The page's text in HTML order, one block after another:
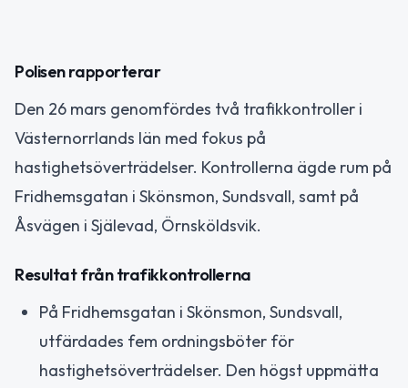
Polisen rapporterar
Den 26 mars genomfördes två trafikkontroller i
Västernorrlands län med fokus på
hastighetsöverträdelser. Kontrollerna ägde rum på
Fridhemsgatan i Skönsmon, Sundsvall, samt på
Åsvägen i Själevad, Örnsköldsvik.
Resultat från trafikkontrollerna
På Fridhemsgatan i Skönsmon, Sundsvall,
utfärdades fem ordningsböter för
hastighetsöverträdelser. Den högst uppmätta